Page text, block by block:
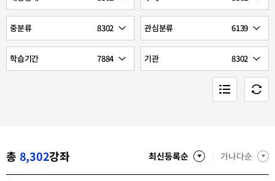
개
강
상
태
주
제
중분류 8302 선택
중
분
류
관심분류 6139 선택
관
심
분
류
학습기간 7884 선택 기관 8302 선택
추
가
초
기
록
총 8,302강좌 최신등록순
최
등
가나다순